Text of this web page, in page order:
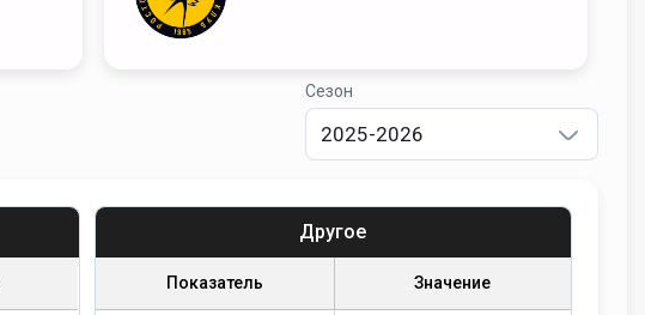
Сезон
2025-2026
Другое
Показатель Значение